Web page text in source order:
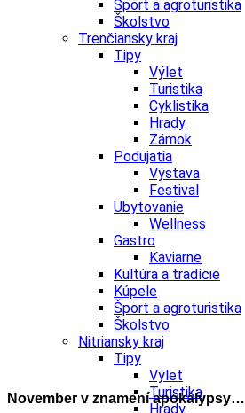
Šport a agroturistika
Školstvo
Trenčiansky kraj
Tipy
Výlet
Turistika
Cyklistika
Hrady
Zámok
Podujatia
Výstava
Festival
Ubytovanie
Wellness
Gastro
Kaviarne
Kultúra a tradície
Kúpele
Šport a agroturistika
Školstvo
Nitriansky kraj
Tipy
Výlet
Turistika
Hrady
November v znamení apokalypsy…